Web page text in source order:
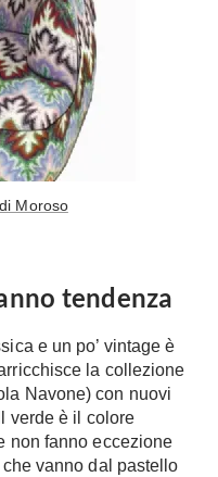
Fai da te in giardino
Il fai da te in bagno
Casa fai da te
Bricolage
Moroso
tendenza
e un po’ vintage è
la collezione
Navone) con nuovi
verde è il colore
non fanno eccezione
vanno dal pastello